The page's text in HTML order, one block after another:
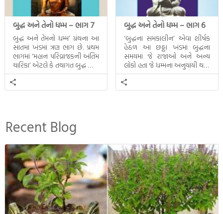
બુદ્ધ અને તેનો ધમ્મ – ભાગ 7
બુદ્ધ અને તેમનો ધમ્મ’ ગ્રંથના આ
સાતમાં ખંડમાં ત્રણ ભાગ છે. પ્રથમ
ભાગમાં ‘મહાન પરિવ્રાજકની અંતિમ
ચારિકા’ એટલે કે તથાગત બુદ્ધ સાથે
સતત પરિભ્રમણ કરતા સહચારીઓ
સાથે ફરી એકવારની
મુલાકાત, બીજા ભાગમાં તથાગતે
ઉત્તરાધિકારી તરીકે સ્થાપે છે તે
દૃશ્યો અંકિત થયાં છે. ટૂંકમાં બુદ્ધનાં
જીવનના અંતિમ દિવસોની યાત્રાનો
પરિપાક જોવા મળે […]
બુદ્ધ અને તેનો ધમ્મ – ભાગ 6
‘બુદ્ધના સમકાલીન’ એવા શીર્ષક
હેઠળ આ છઠ્ઠા ખંડમાં બુદ્ધના
સમયમાં જે રાજાઓ અને અન્ય
લોકો હતા જે ધમ્મના અનુયાયી થયા.
તેમનો અને બુદ્ધ વચ્ચે થયેલો
સત્સંગ વીશે જાણકારી મળે છે.
Recent Blog